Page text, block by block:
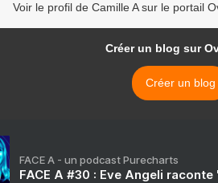
Voir le profil de Camille A sur le portail
Créer un blog sur
Créer un blog
FACE A - un podcast Purecharts
FACE A #30 : Eve Angeli